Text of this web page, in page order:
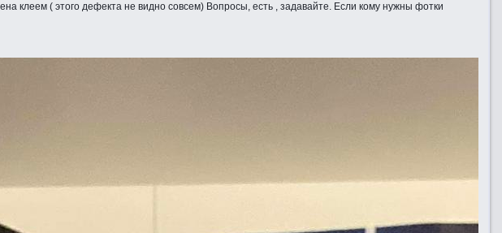
клеем ( этого дефекта не видно совсем) Вопросы, есть , задавайте. Если кому нужны фотки